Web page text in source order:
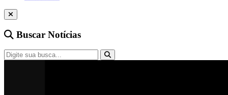
Buscar Notícias